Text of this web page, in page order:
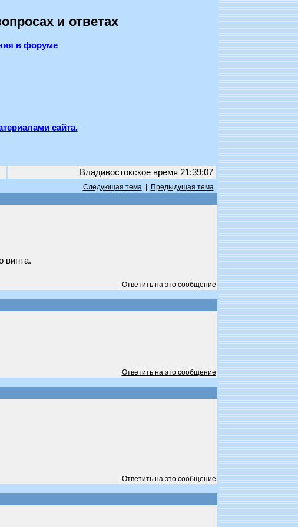
и ответах
в форуме
сайта.
Владивостокское время 21:39:07
Следующая тема|
Предыдущая тема
винта.
Ответить на это сообщение
Ответить на это сообщение
Ответить на это сообщение